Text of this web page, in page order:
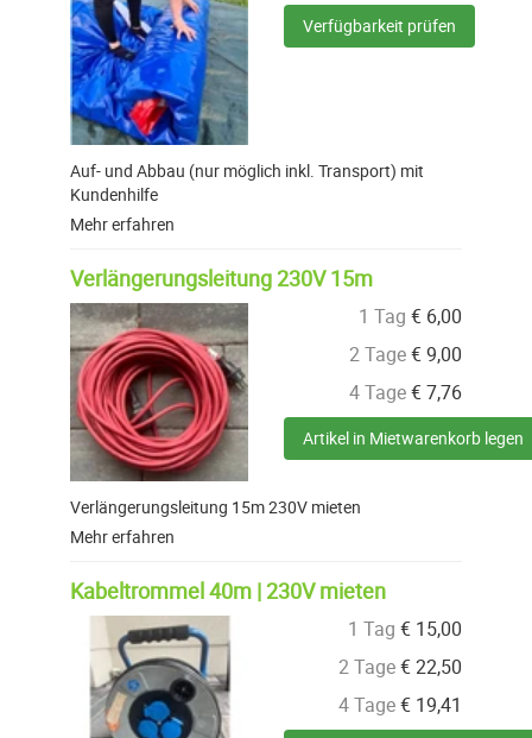
Verfügbarkeit prüfen
Auf- und Abbau (nur möglich inkl. Transport) mit
Kundenhilfe
Mehr erfahren
Verlängerungsleitung 230V 15m
1 Tag € 6,00
2 Tage€9,00
4 Tage€7,76
Artikel in Mietwarenkorb legen
Verlängerungsleitung 15m 230V mieten
Mehr erfahren
Kabeltrommel 40m | 230V mieten
1 Tag € 15,00
2 Tage€22,50
4 Tage€ 19,41